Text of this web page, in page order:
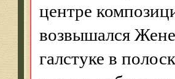
центре
возвышался
галстуке в